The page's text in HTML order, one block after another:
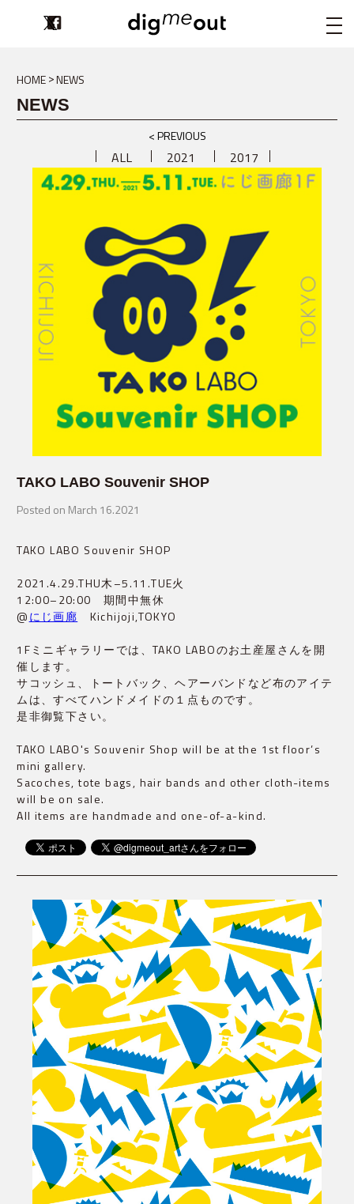
digmeout
HOME NEWS
NEWS
< PREVIOUS
ALL 2021 2017
TAKO LABO Souvenir SHOP
Posted on March 16.2021
TAKO LABO Souvenir SHOP
2021.4.29.THU木–5.11.TUE火
12:00–20:00 期間中無休
@にじ画廊 Kichijoji,TOKYO
1Fミニギャラリーでは、TAKO LABOのお土産屋さんを開
催します。
サコッシュ、トートバック、ヘアーバンドなど布のアイテ
ムは、すべてハンドメイドの１点ものです。
是非御覧下さい。
TAKO LABO's Souvenir Shop will be at the 1st floor’s
mini gallery.
Sacoches, tote bags, hair bands and other cloth-items
will be on sale.
All items are handmade and one-of-a-kind.